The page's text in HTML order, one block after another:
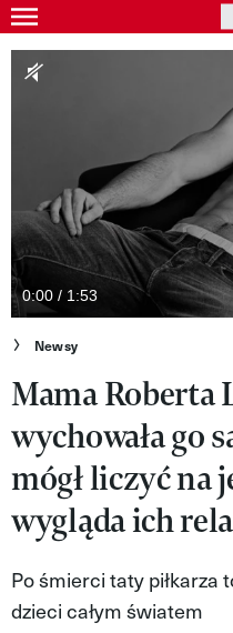
Skip
to
main
Gwiazdy
Uroda
Styl życia
Kultura
Wideo
Nasze akcje
VIVA!ART
VIVA!MODA
VIVA!LIFESTYLE
VIVA!MAN
VIVA!PEOPLE POWER
0:00 / 1:53
Newsy
Mama Roberta
wychowała go
mógł liczyć na
wygląda ich
Po śmierci taty piłkarza
dzieci całym światem